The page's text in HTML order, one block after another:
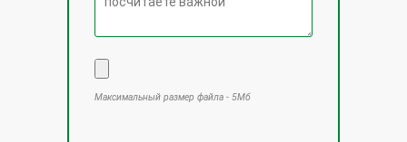
Максимальный размер файла - 5Мб